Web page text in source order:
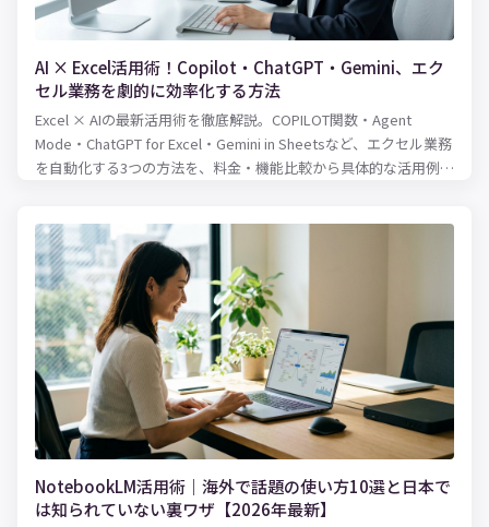
AI × Excel活用術！Copilot・ChatGPT・Gemini、エク
セル業務を劇的に効率化する方法
Excel × AIの最新活用術を徹底解説。COPILOT関数・Agent
Mode・ChatGPT for Excel・Gemini in Sheetsなど、エクセル業務
を自動化する3つの方法を、料金・機能比較から具体的な活用例ま
NotebookLM活用術｜海外で話題の使い方10選と日本で
は知られていない裏ワザ【2026年最新】